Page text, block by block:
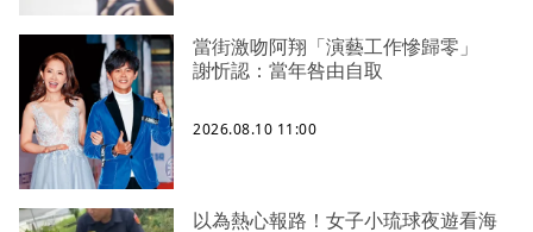
當街激吻阿翔「演藝工作慘歸零」
謝忻認：當年咎由自取
2026.08.10 11:00
以為熱心報路！女子小琉球夜遊看海